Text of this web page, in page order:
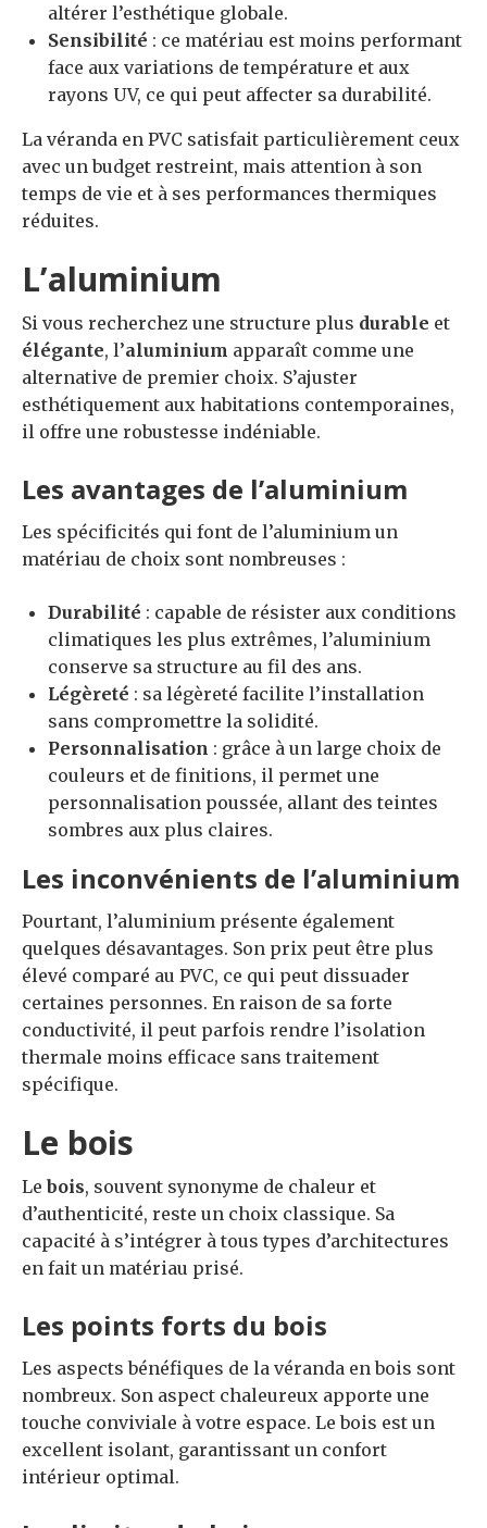
altérer l’esthétique globale.
Sensibilité : ce matériau est moins performant
face aux variations de température et aux
rayons UV, ce qui peut affecter sa durabilité.
La véranda en PVC satisfait particulièrement ceux
avec un budget restreint, mais attention à son
temps de vie et à ses performances thermiques
réduites.
L’aluminium
Si vous recherchez une structure plus durable et
élégante, l’aluminium apparaît comme une
alternative de premier choix. S’ajuster
esthétiquement aux habitations contemporaines,
il offre une robustesse indéniable.
Les avantages de l’aluminium
Les spécificités qui font de l’aluminium un
matériau de choix sont nombreuses :
Durabilité : capable de résister aux conditions
climatiques les plus extrêmes, l’aluminium
conserve sa structure au fil des ans.
Légèreté : sa légèreté facilite l’installation
sans compromettre la solidité.
Personnalisation : grâce à un large choix de
couleurs et de finitions, il permet une
personnalisation poussée, allant des teintes
sombres aux plus claires.
Les inconvénients de l’aluminium
Pourtant, l’aluminium présente également
quelques désavantages. Son prix peut être plus
élevé comparé au PVC, ce qui peut dissuader
certaines personnes. En raison de sa forte
conductivité, il peut parfois rendre l’isolation
thermale moins efficace sans traitement
spécifique.
Le bois
Lebois, souvent synonyme de chaleur et
d’authenticité, reste un choix classique. Sa
capacité à s’intégrer à tous types d’architectures
en fait un matériau prisé.
Les points forts du bois
Les aspects bénéfiques de la véranda en bois sont
nombreux. Son aspect chaleureux apporte une
touche conviviale à votre espace. Le bois est un
excellent isolant, garantissant un confort
intérieur optimal.